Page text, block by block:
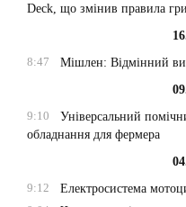
Deck, що змінив правила гри
8:47
Мішлен: Відмінний
9:10
Універсальний
обладнання для фермера
9:12
Електросистема